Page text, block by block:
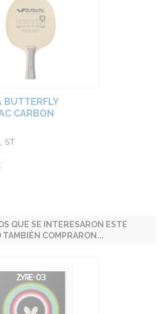
BUTTERFLY
CARBON
ST
QUE SE INTERESARON ESTE
COMPRARON...